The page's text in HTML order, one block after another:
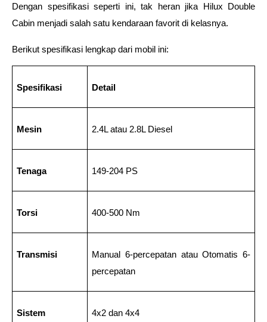
Dengan spesifikasi seperti ini, tak heran jika Hilux Double
Cabin menjadi salah satu kendaraan favorit di kelasnya.
Berikut spesifikasi lengkap dari mobil ini:
Spesifikasi Detail
Mesin 2.4L atau 2.8L Diesel
Tenaga 149-204 PS
Torsi 400-500 Nm
Transmisi
Manual 6-percepatan atau Otomatis 6-
percepatan
Sistem
4x2 dan 4x4